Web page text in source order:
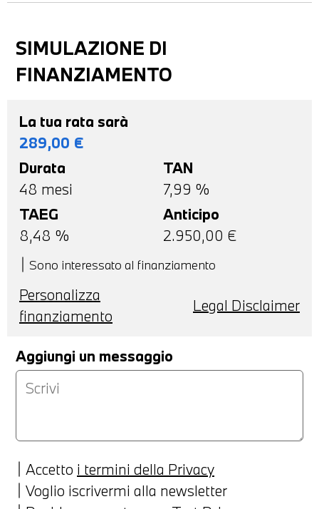
SIMULAZIONE DI
FINANZIAMENTO
La tua rata sarà
289,00 €
Durata
48 mesi
TAN
7,99 %
TAEG
8,48 %
Anticipo
2.950,00 €
Sono interessato al finanziamento
Personalizza
finanziamento
Legal Disclaimer
Aggiungi un messaggio
Accetto i termini della Privacy
Voglio iscrivermi alla newsletter